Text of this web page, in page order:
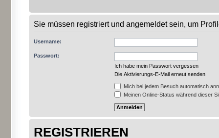
Sie müssen registriert und angemeldet sein, um
Username:
Passwort:
Ich habe mein Passwort vergessen
Die Aktivierungs-E-Mail erneut senden
Mich bei jedem Besuch automatisch
Meinen Online-Status während dieser
REGISTRIEREN